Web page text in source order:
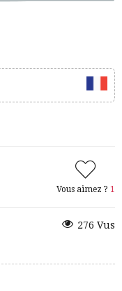
Vous aimez ? 1
276 Vus